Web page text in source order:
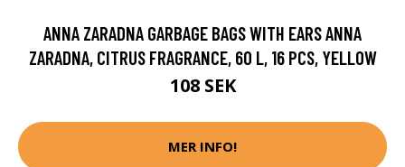
ANNA ZARADNA GARBAGE BAGS WITH EARS ANNA
ZARADNA, CITRUS FRAGRANCE, 60 L, 16 PCS, YELLOW
108 SEK
MER INFO!